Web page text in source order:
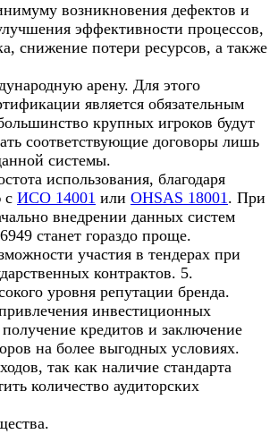
возникновения дефектов и
эффективности процессов,
снижение потери ресурсов, а также
арену. Для этого
является обязательным
крупных игроков будут
соответствующие договоры лишь
системы.
использования, благодаря
с ИСО 14001 или OHSAS 18001. При
внедрении данных систем
станет гораздо проще.
участия в тендерах при
контрактов. 5.
уровня репутации бренда.
инвестиционных
кредитов и заключение
на более выгодных условиях.
так как наличие стандарта
количество аудиторских